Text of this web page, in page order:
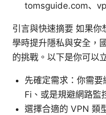
tomsguide.com、
引言與快速摘要 如果你
學時提升隱私與安全，
的挑戰。以下是你可以
先確定需求：你需
Fi、或是規避網路監
選擇合適的 VPN 類